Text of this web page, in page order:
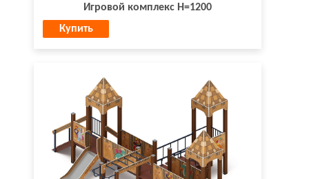
Игровой комплекс H=1200
Купить